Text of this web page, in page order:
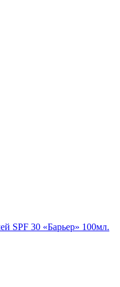
SPF 30 «Барьер» 100мл.